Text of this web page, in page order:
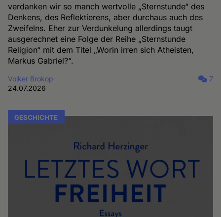
verdanken wir so manch wertvolle „Sternstunde“ des
Denkens, des Reflektierens, aber durchaus auch des
Zweifelns. Eher zur Verdunkelung allerdings taugt
ausgerechnet eine Folge der Reihe „Sternstunde
Religion“ mit dem Titel „Worin irren sich Atheisten,
Markus Gabriel?“.
Volker Brokop
24.07.2026
7
GESCHICHTE